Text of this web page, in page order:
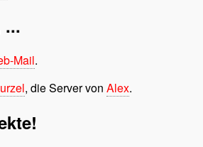
...
Mail.
, die Server von Alex.